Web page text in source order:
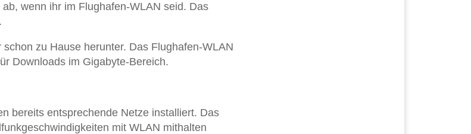
wenn ihr im Flughafen-WLAN seid. Das
zu Hause herunter. Das Flughafen-WLAN
Downloads im Gigabyte-Bereich.
bereits entsprechende Netze installiert. Das
mit WLAN mithalten